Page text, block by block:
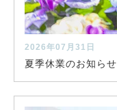
2026年07月31日
夏季休業のお知らせ